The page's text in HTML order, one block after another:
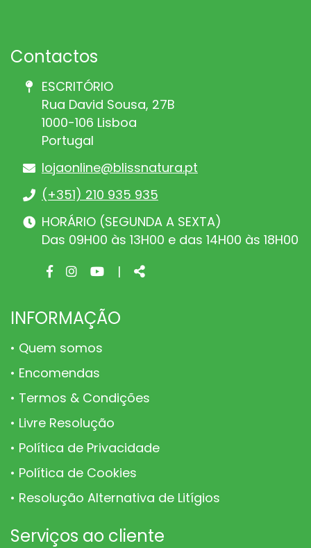
Contactos
ESCRITÓRIO
Rua David Sousa, 27B
1000-106 Lisboa
Portugal
lojaonline@blissnatura.pt
(+351) 210 935 935
HORÁRIO (SEGUNDA A SEXTA)
Das 09H00 às 13H00 e das 14H00 às 18H00
Facebook
Instagram
Youtube
| Share
INFORMAÇÃO
Quem somos
Encomendas
Termos & Condições
Livre Resolução
Política de Privacidade
Política de Cookies
Resolução Alternativa de Litígios
Serviços ao cliente